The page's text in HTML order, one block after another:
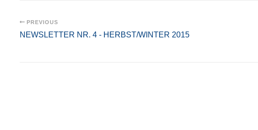
PREVIOUS
NEWSLETTER NR. 4 - HERBST/WINTER 2015